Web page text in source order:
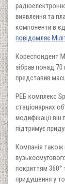
виявлення та
компоненти в
повідомляє
Кореспондент
зібрав понад
представив
РЕБ комплекс
стаціонарних
модифікації
підтримує
Компанія також
покриттям 360°
придушення у